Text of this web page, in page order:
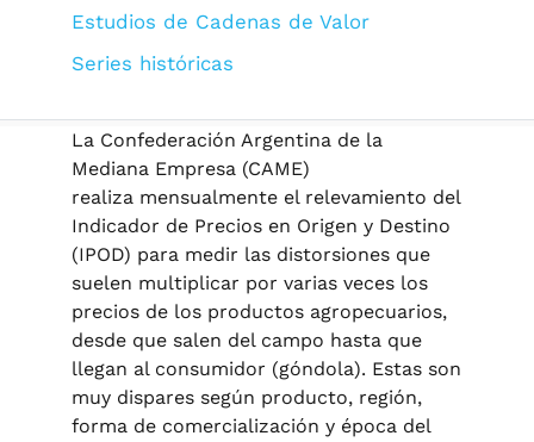
Estudios de Cadenas de Valor
Series históricas
La Confederación Argentina de la
Mediana Empresa (CAME)
realiza mensualmente el relevamiento del
Indicador de Precios en Origen y Destino
(IPOD) para medir las distorsiones que
suelen multiplicar por varias veces los
precios de los productos agropecuarios,
desde que salen del campo hasta que
llegan al consumidor (góndola). Estas son
muy dispares según producto, región,
forma de comercialización y época del